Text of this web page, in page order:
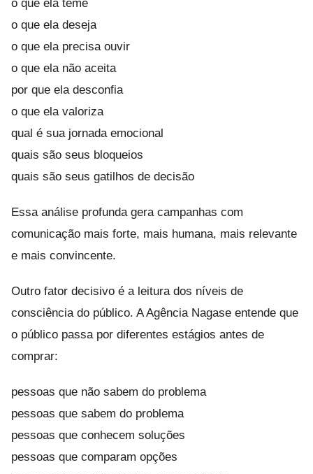
o que ela teme
o que ela deseja
o que ela precisa ouvir
o que ela não aceita
por que ela desconfia
o que ela valoriza
qual é sua jornada emocional
quais são seus bloqueios
quais são seus gatilhos de decisão
Essa análise profunda gera campanhas com
comunicação mais forte, mais humana, mais relevante
e mais convincente.
Outro fator decisivo é a leitura dos níveis de
consciência do público. A Agência Nagase entende que
o público passa por diferentes estágios antes de
comprar:
pessoas que não sabem do problema
pessoas que sabem do problema
pessoas que conhecem soluções
pessoas que comparam opções